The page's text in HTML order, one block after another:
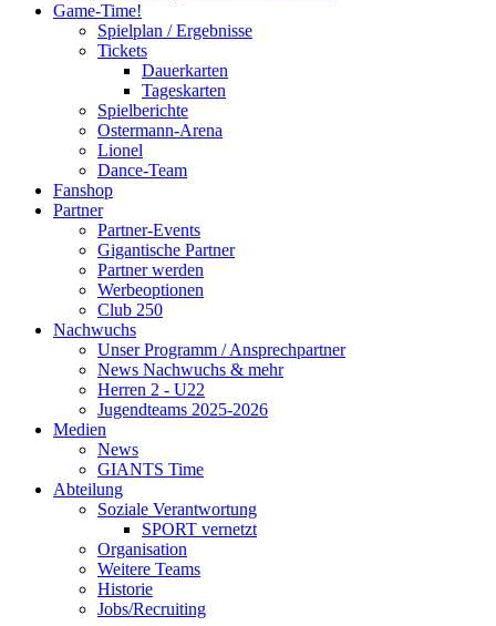
Game-Time!
Spielplan / Ergebnisse
Tickets
Dauerkarten
Tageskarten
Spielberichte
Ostermann-Arena
Lionel
Dance-Team
Fanshop
Partner
Partner-Events
Gigantische Partner
Partner werden
Werbeoptionen
Club 250
Nachwuchs
Unser Programm / Ansprechpartner
News Nachwuchs & mehr
Herren 2 - U22
Jugendteams 2025-2026
Medien
News
GIANTS Time
Abteilung
Soziale Verantwortung
SPORT vernetzt
Organisation
Weitere Teams
Historie
Jobs/Recruiting